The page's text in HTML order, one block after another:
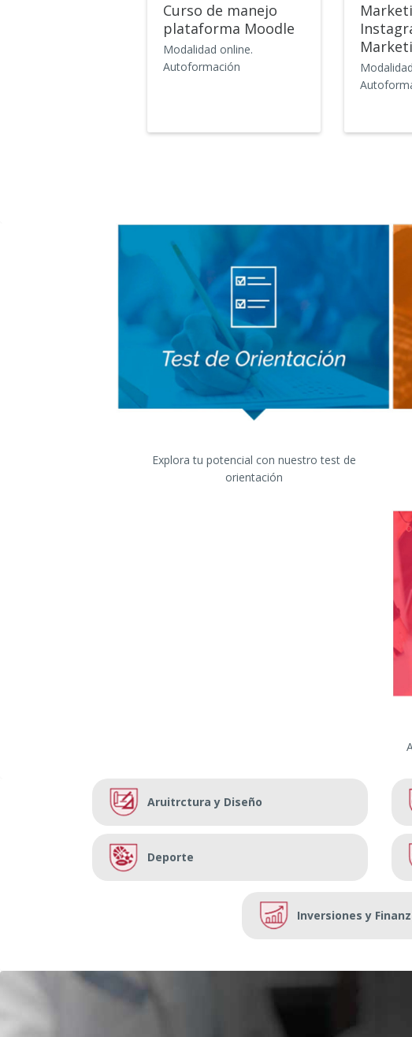
Curso de manejo
plataforma Moodle
Modalidad online.
Autoformación
de las
Redes
Explora tu potencial con nuestro test de
orientación
Aruitrctura y Diseño
Deporte
Inversiones y